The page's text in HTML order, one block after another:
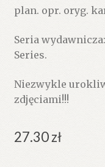
plan. opr. oryg.
Seria
Series.
Niezwykle
zdjęciami!!!
27.30zł